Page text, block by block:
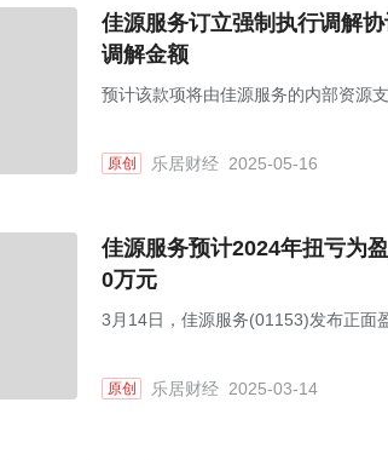
佳源服务订立强制执行调解
调解金额
预计该款项将由佳源服务的内部资源支
原创 乐居财经 2025-05-16
佳源服务预计2024年扭亏为
0万元
3月14日，佳源服务(01153)发布正面
原创 乐居财经 2025-03-14